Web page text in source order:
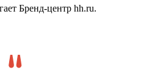
Бренд-центр hh.ru.